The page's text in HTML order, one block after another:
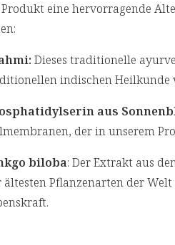
Produkt eine hervorragende
Dieses traditionelle
indischen Heilkunde
aus
der in unserem
biloba: Der Extrakt aus
ältesten Pflanzenarten der